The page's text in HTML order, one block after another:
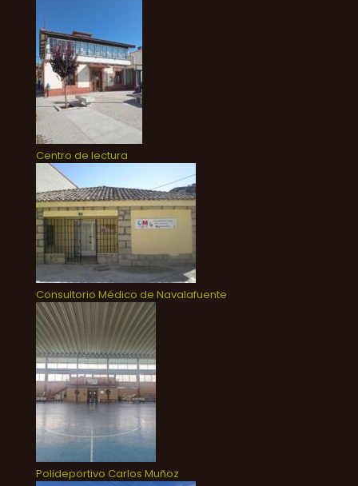
Centro de lectura
Consultorio Médico de Navalafuente
Polideportivo Carlos Muñoz